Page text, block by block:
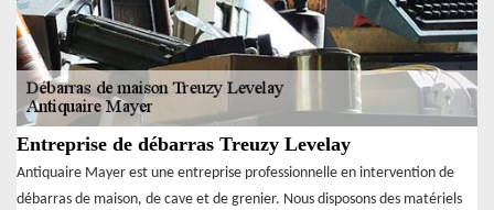
Entreprise de débarras Treuzy Levelay
Antiquaire Mayer est une entreprise professionnelle en intervention de
débarras de maison, de cave et de grenier. Nous disposons des matériels